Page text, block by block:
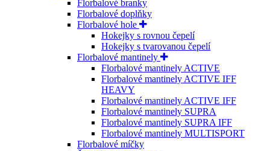
Florbalové branky
Florbalové doplňky
Florbalové hole
Hokejky s rovnou čepelí
Hokejky s tvarovanou čepelí
Florbalové mantinely
Florbalové mantinely ACTIVE
Florbalové mantinely ACTIVE IFF
HEAVY
Florbalové mantinely ACTIVE IFF
Florbalové mantinely SUPRA
Florbalové mantinely SUPRA IFF
Florbalové mantinely MULTISPORT
Florbalové míčky